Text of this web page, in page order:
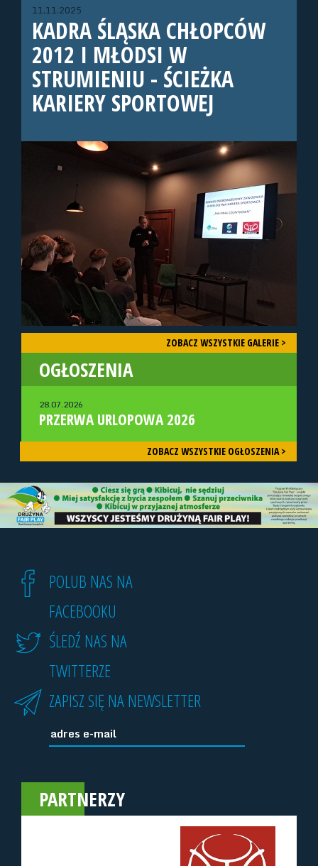
11.11.2025
KADRA ŚLĄSKA CHŁOPCÓW
2012 I MŁODSI W
STRUMIENIU - ŚCIEŻKA
KARIERY SPORTOWEJ
ZOBACZ WSZYSTKIE GALERIE >
OGŁOSZENIA
28.07.2026
PRZERWA URLOPOWA 2026
ZOBACZ WSZYSTKIE OGŁOSZENIA >
POLUB NAS NA
FACEBOOKU
ŚLEDŹ NAS NA
TWITTERZE
ZAPISZ SIĘ NA NEWSLETTER
PARTNERZY